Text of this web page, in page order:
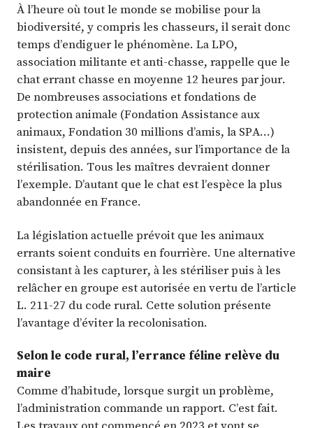
À l’heure où tout le monde se mobilise pour la
biodiversité, y compris les chasseurs, il serait donc
temps d’endiguer le phénomène. La LPO,
association militante et anti-chasse, rappelle que le
chat errant chasse en moyenne 12 heures par jour.
De nombreuses associations et fondations de
protection animale (Fondation Assistance aux
animaux, Fondation 30 millions d’amis, la SPA…)
insistent, depuis des années, sur l’importance de la
stérilisation. Tous les maîtres devraient donner
l’exemple. D’autant que le chat est l’espèce la plus
abandonnée en France.
La législation actuelle prévoit que les animaux
errants soient conduits en fourrière. Une alternative
consistant à les capturer, à les stériliser puis à les
relâcher en groupe est autorisée en vertu de l’article
L. 211-27 du code rural. Cette solution présente
l’avantage d’éviter la recolonisation.
Selon le code rural, l’errance féline relève du
maire
Comme d’habitude, lorsque surgit un problème,
l’administration commande un rapport. C’est fait.